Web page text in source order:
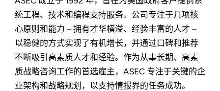
统工程、技术和编程支持服务。公司专注于几项核
心原则和能力 – 拥有才华横溢、经验丰富的人才 –
以稳健的方式实现了有机增长，并通过口碑和推荐
不断吸引高素质人才和经验。作为从事长期、高素
质战略咨询工作的首选雇主，ASEC 专注于关键的企
业架构和战略规划，以支持情报界的任务成功。